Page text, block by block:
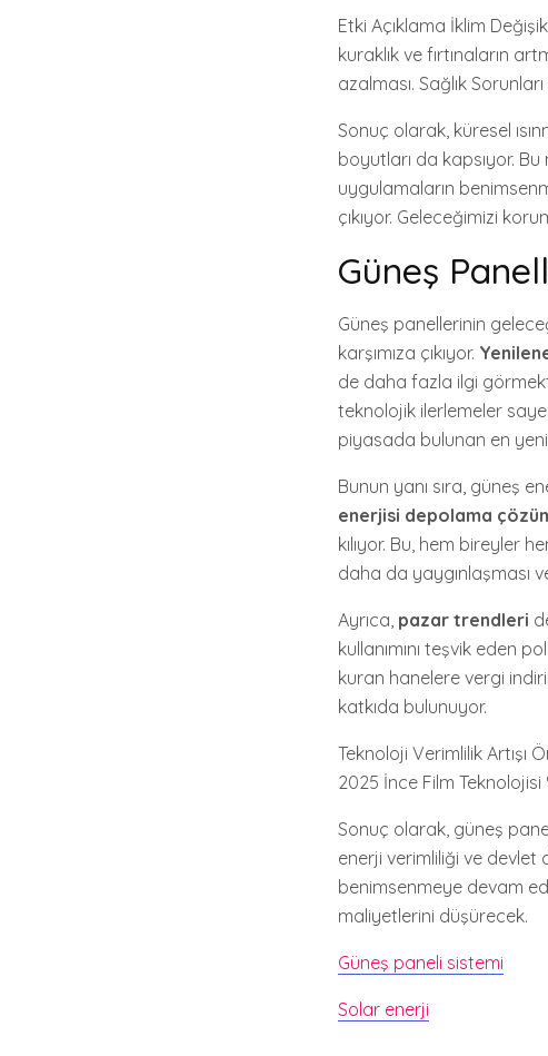
Etki Açıklama İklim
kuraklık ve fırtınaların
azalması. Sağlık
Sonuç olarak, küresel
boyutları da kapsıyor. Bu
uygulamaların
çıkıyor. Geleceğimizi
Güneş
Güneş panellerinin
karşımıza çıkıyor.
de daha fazla ilgi
teknolojik ilerlemeler
piyasada bulunan en
Bunun yanı sıra, güneş
enerjisi depolama
kılıyor. Bu, hem bireyler
daha da yaygınlaşması
Ayrıca, pazar trendleri
kullanımını teşvik eden
kuran hanelere vergi
katkıda bulunuyor.
Teknoloji Verimlilik Artışı
2025 İnce Film Teknolojisi
Sonuç olarak, güneş
enerji verimliliği ve
benimsenmeye devam
maliyetlerini düşürecek.
Güneş paneli sistemi
Solar enerji